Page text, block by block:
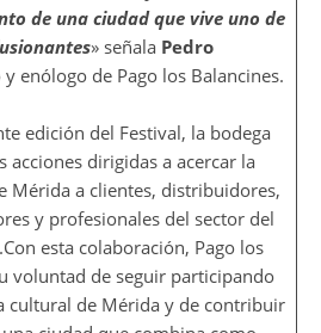
de una ciudad que vive uno de
» señala Pedro
enólogo de Pago los Balancines.
edición del Festival, la bodega
acciones dirigidas a acercar la
Mérida a clientes, distribuidores,
y profesionales del sector del
esta colaboración, Pago los
voluntad de seguir participando
cultural de Mérida y de contribuir